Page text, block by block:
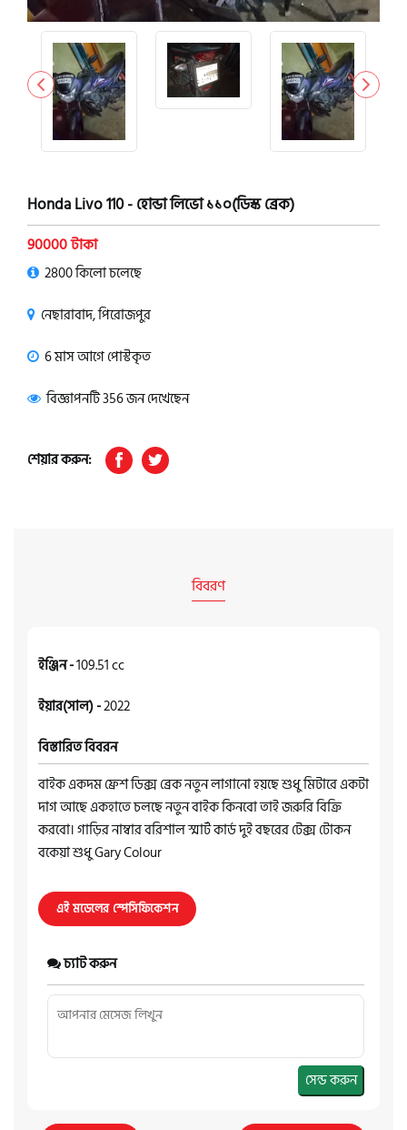
Honda Livo 110 - হোন্ডা লিভো ১১০(ডিস্ক ব্রেক)
90000 টাকা
2800 কিলো চলেছে
নেছারাবাদ, পিরোজপুর
6 মাস আগে পোস্টকৃত
বিজ্ঞাপনটি 356 জন দেখেছেন
শেয়ার করুন:
বিবরণ
ইঞ্জিন -109.51 cc
ইয়ার(সাল) -2022
বিস্তারিত বিবরন
বাইক একদম ফ্রেশ ডিক্স ব্রেক নতুন লাগানো হয়ছে শুধু মিটারে একটা
দাগ আছে একহাতে চলছে নতুন বাইক কিনবো তাই জরুরি বিক্রি
করবো। গাড়ির নাম্বার বরিশাল স্মার্ট কার্ড দুই বছরের টেক্স টোকন
বকেয়া শুধু Gary Colour
এই মডেলের স্পেসিফিকেশন
চ্যাট করুন
সেন্ড করুন